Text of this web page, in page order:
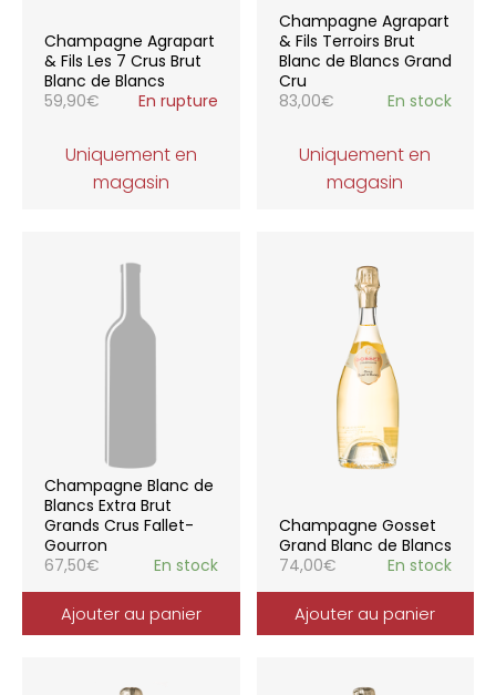
Champagne Agrapart
& Fils Les 7 Crus Brut
Blanc de Blancs
59,90€ En rupture
Uniquement en
magasin
Champagne Agrapart
& Fils Terroirs Brut
Blanc de Blancs Grand
Cru
83,00€ En stock
Uniquement en
magasin
Champagne Blanc de
Blancs Extra Brut
Grands Crus Fallet-
Gourron
67,50€ En stock
Ajouter au panier
Champagne Gosset
Grand Blanc de Blancs
74,00€ En stock
Ajouter au panier